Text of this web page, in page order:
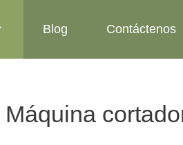
Blog Contáctenos